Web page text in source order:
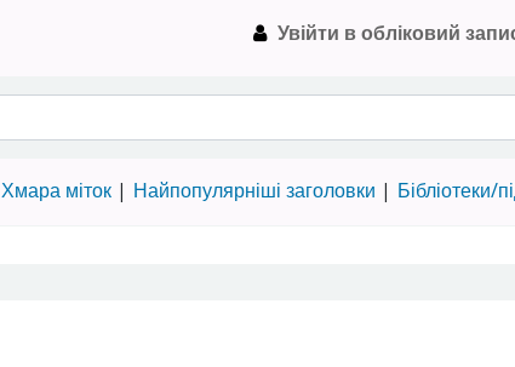
Увійти в обліковий
Хмара міток Найпопулярніші заголовки Бібліотеки/